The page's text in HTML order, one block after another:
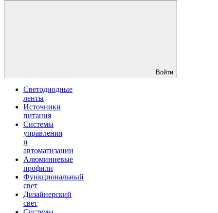
Войти
Светодиодные
ленты
Источники
питания
Системы
управления
и
автоматизации
Алюминиевые
профили
Функциональный
свет
Дизайнерский
свет